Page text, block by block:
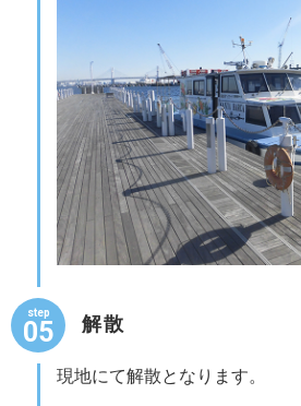
step
05 解散
現地にて解散となります。